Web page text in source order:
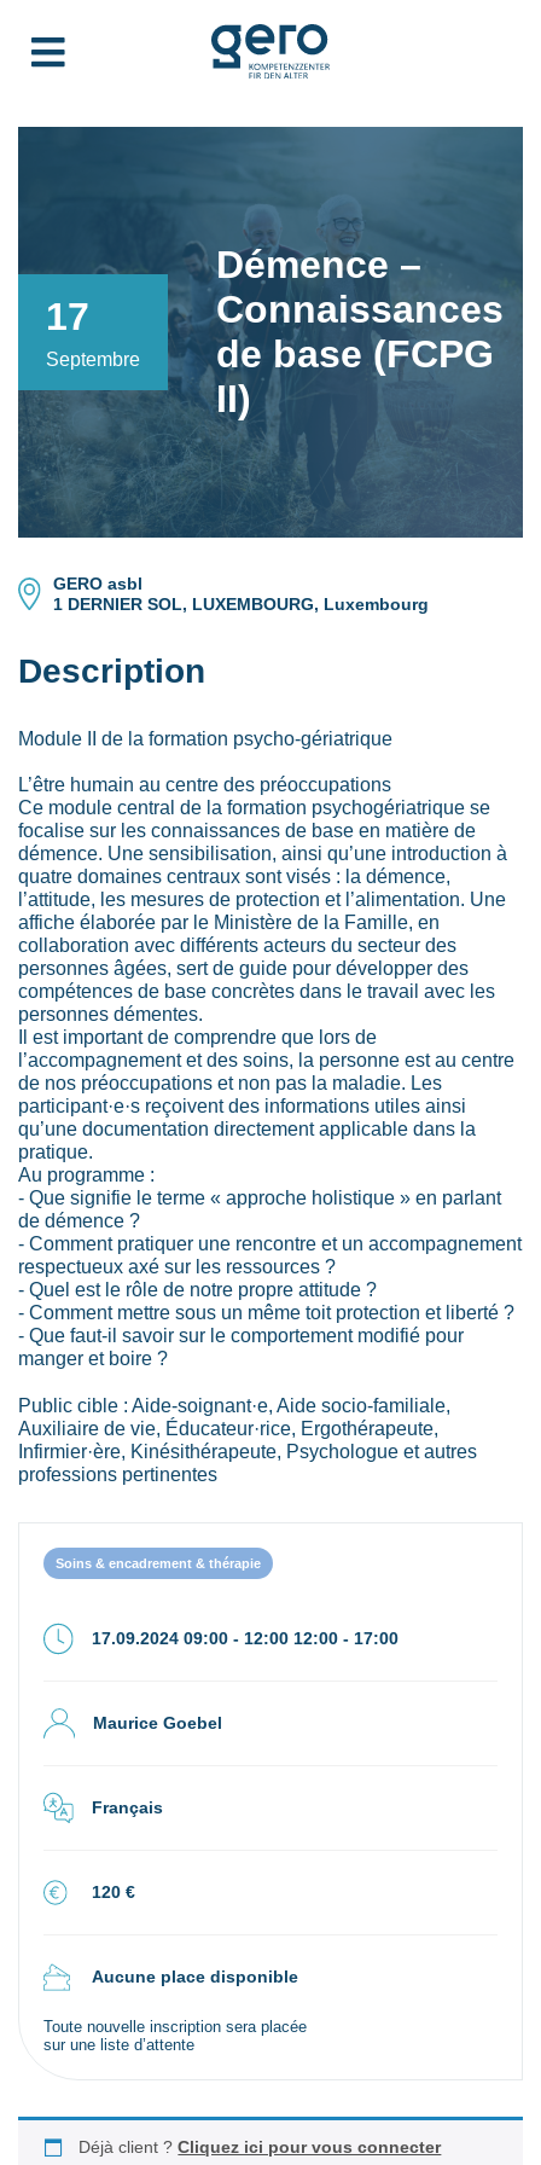
17
Septembre
Démence –
Connaissances
de base (FCPG
II)
GERO asbl
1 DERNIER SOL, LUXEMBOURG, Luxembourg
Description
Module II de la formation psycho-gériatrique
L’être humain au centre des préoccupations
Ce module central de la formation psychogériatrique se
focalise sur les connaissances de base en matière de
démence. Une sensibilisation, ainsi qu’une introduction à
quatre domaines centraux sont visés : la démence,
l’attitude, les mesures de protection et l’alimentation. Une
affiche élaborée par le Ministère de la Famille, en
collaboration avec différents acteurs du secteur des
personnes âgées, sert de guide pour développer des
compétences de base concrètes dans le travail avec les
personnes démentes.
Il est important de comprendre que lors de
l’accompagnement et des soins, la personne est au centre
de nos préoccupations et non pas la maladie. Les
participant·e·s reçoivent des informations utiles ainsi
qu’une documentation directement applicable dans la
pratique.
Au programme :
- Que signifie le terme « approche holistique » en parlant
de démence ?
- Comment pratiquer une rencontre et un accompagnement
respectueux axé sur les ressources ?
- Quel est le rôle de notre propre attitude ?
- Comment mettre sous un même toit protection et liberté ?
- Que faut-il savoir sur le comportement modifié pour
manger et boire ?
Public cible : Aide-soignant·e, Aide socio-familiale,
Auxiliaire de vie, Éducateur·rice, Ergothérapeute,
Infirmier·ère, Kinésithérapeute, Psychologue et autres
professions pertinentes
Soins & encadrement & thérapie
17.09.2024 09:00 - 12:00 12:00 - 17:00
Maurice Goebel
Français
120 €
Aucune place disponible
Toute nouvelle inscription sera placée
sur une liste d’attente
Déjà client ?Cliquez ici pour vous connecter